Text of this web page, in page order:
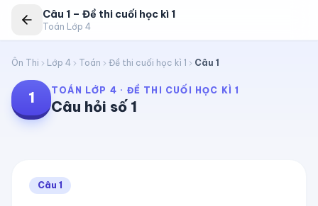
Câu 1 – Đề thi cuối học kì 1
Toán Lớp 4
Ôn Thi Lớp 4 Toán Đề thi cuối học kì 1 Câu 1
1 TOÁN LỚP 4 · ĐỀ THI CUỐI HỌC KÌ 1
Câu hỏi số 1
Câu 1